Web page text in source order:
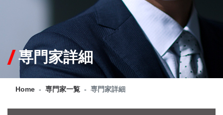
CONSULTING
SERVICE
COMPANY
Q&A
専門家詳細
Home 専門家一覧 専門家詳細